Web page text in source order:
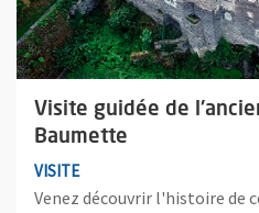
Visite guidée de
Baumette
VISITE
Venez découvrir l'histoire de